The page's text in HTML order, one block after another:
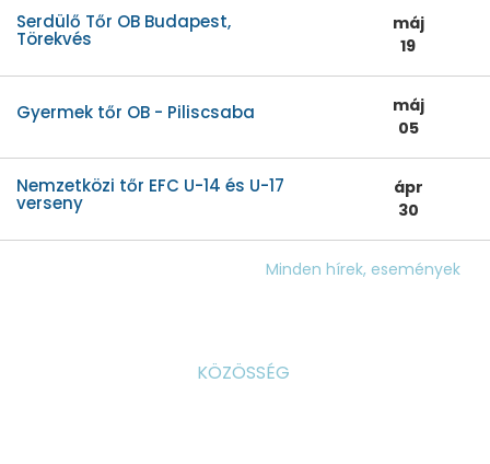
Serdülő Tőr OB Budapest,
Törekvés
máj
19
Gyermek tőr OB - Piliscsaba
máj
05
Nemzetközi tőr EFC U-14 és U-17
verseny
ápr
30
Minden hírek, események
KÖZÖSSÉG